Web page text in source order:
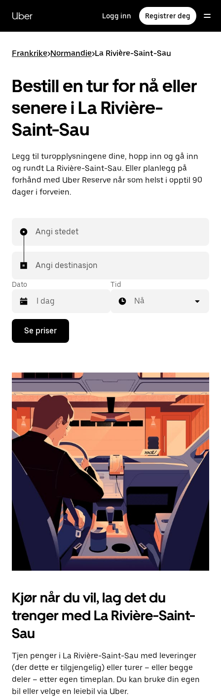
hovedinnholdet
Uber Logg inn Registrer deg
Frankrike>Normandie>La Rivière-Saint-Sau
Bestill en tur for nå eller
senere i La Rivière-
Saint-Sau
Legg til turopplysningene dine, hopp inn og gå inn
og rundt La Rivière-Saint-Sau. Eller planlegg på
forhånd med Uber Reserve når som helst i opptil 90
dager i forveien.
Angi stedet
Angi destinasjon
Dato
Trykk
piltast
åpne
og
velge
dato.
Trykk
på
Esc-
knappen
kalenderen.
Tid
Nå
Se priser
Kjør når du vil, lag det du
trenger med La Rivière-Saint-
Sau
Tjen penger i La Rivière-Saint-Sau med leveringer
(der dette er tilgjengelig) eller turer – eller begge
deler – etter egen timeplan. Du kan bruke din egen
bil eller velge en leiebil via Uber.